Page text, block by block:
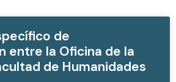
de
entre la Oficina de la
de Humanidades